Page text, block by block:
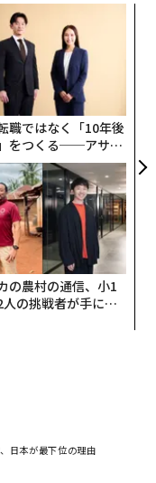
職ではなく「10年後
をつくる──アサイ
伴走型支援とは
の農村の通信、小1
人の挑戦者が手にし
日本が最下位の理由